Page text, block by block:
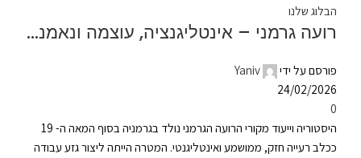
הבלוג שלנו
רועה גרמני – אינטליגנציה, עוצמה ונאמנות
פורסם על ידי
Yaniv
24/02/2026
0
היסטוריה וייעוד מקורי הרועה הגרמני נולד בגרמניה בסוף המאה ה- 19
ככלב רעייה חזק, ממושמע ואינטליגנטי. המטרה הייתה ליצור גזע עבודה